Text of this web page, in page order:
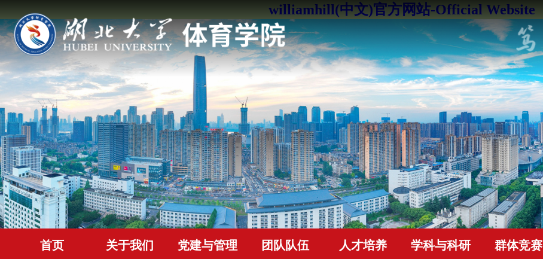
williamhill(中文)官方网站-Official Website
首页 关于我们 党建与管理 团队队伍 人才培养 学科与科研 群体竞赛